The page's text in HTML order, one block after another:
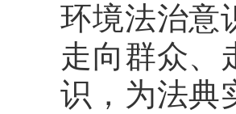
环境法治意
走向群众、
识，为法典